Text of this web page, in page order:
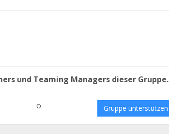
und Teaming Managers dieser Gruppe.
o Gruppe unterstützen